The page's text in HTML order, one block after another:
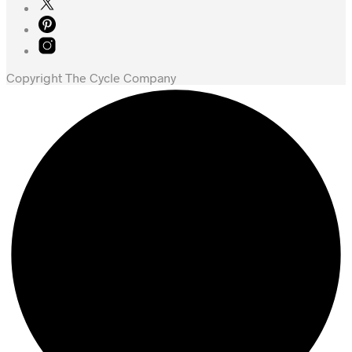
Copyright The Cycle Company